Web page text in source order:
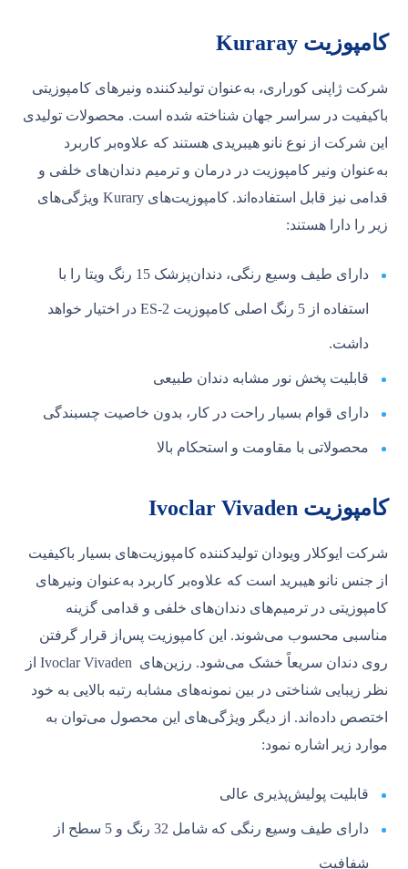
کامپوزیت Kuraray
شرکت ژاپنی کوراری، به‌عنوان تولیدکننده ونیرهای کامپوزیتی
باکیفیت در سراسر جهان شناخته شده است. محصولات تولیدی
این شرکت از نوع نانو هیبریدی هستند که علاوه‌بر کاربرد
به‌عنوان ونیر کامپوزیت در درمان و ترمیم‌ دندان‌های خلفی و
قدامی نیز قابل استفاده‌اند. کامپوزیت‌های Kurary ویژگی‌های
زیر را دارا هستند:
دارای طیف وسیع رنگی، دندان‌پزشک 15 رنگ ویتا را با
استفاده از 5 رنگ اصلی کامپوزیت ES-2 در اختیار خواهد
داشت.
قابلیت پخش نور مشابه دندان طبیعی
دارای قوام بسیار راحت در کار، بدون خاصیت چسبندگی
محصولاتی با مقاومت و استحکام بالا
کامپوزیت Ivoclar Vivaden
شرکت ایوکلار ویودان تولیدکننده کامپوزیت‌های بسیار باکیفیت
از جنس نانو هیبرید است که علاوه‌بر کاربرد به‌عنوان ونیرهای
کامپوزیتی در ترمیم‌های دندان‌های خلفی و قدامی گزینه
مناسبی محسوب می‌شوند. این کامپوزیت پس‌از قرار گرفتن
روی دندان سریعاً خشک می‌شود. رزین‌های Ivoclar Vivaden از
نظر زیبایی شناختی در بین نمونه‌های مشابه رتبه بالایی به خود
اختصص داده‌اند. از دیگر ویژگی‌های این محصول می‌توان به
موارد زیر اشاره نمود:
قابلیت پولیش‌پذیری عالی
دارای طیف وسیع رنگی که شامل 32 رنگ و 5 سطح از
شفافیت